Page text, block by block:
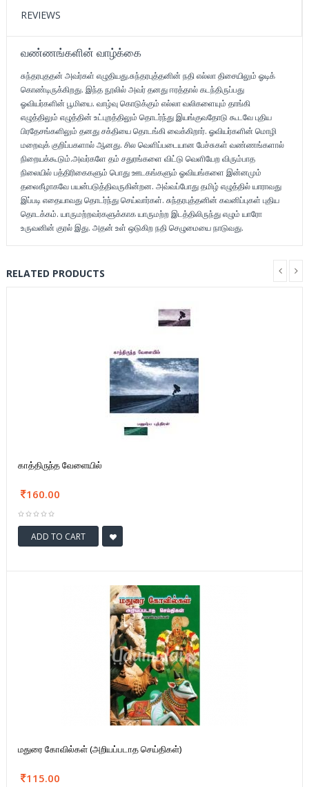
REVIEWS
வண்ணங்களின் வாழ்க்கை
சுந்தரபுததன் அவர்கள் எழுதியது.சுந்தரபுத்தனின் நதி எல்லா திசையிலும் ஓடிக்
கொண்டிருக்கிறது. இந்த நூலில் அவர் தனது ஈரத்தால் கடந்திருப்பது
ஓவியர்களின் பூமியை. வாழ்வு கொடுக்கும் எல்லா வலிகளையும் தாங்கி
எழுத்திலும் எழுத்தின் உட்புறத்திலும் தொடர்ந்து இயங்குவதோடு கூடவே புதிய
பிரதேசங்களிலும் தனது சக்தியை தொடங்கி வைக்கிறார். ஓவியர்களின் மொழி
மறைவுக் குறிப்பகளால் ஆனது. சில வெளிப்படையான பேச்சுகள் வண்ணங்களால்
நிறையக்கூடும்.அவர்களே தம் சதுரங்களை விட்டு வெளியேற விரும்பாத
நிலையில் பத்திரிகைகளும் பொது ஊடகங்களும் ஓவியங்களை இன்னமும்
தலைகீழாகவே பயன்படுத்திவருகின்றன. அவ்வப்போது தமிழ் எழுத்தில் யாராவது
இப்படி எதையாவது தொடர்ந்து செய்வார்கள். சுந்தரபுத்தனின் கவனிப்புகள் புதிய
தொடக்கம். யாருமற்றவர்களுக்காக யாருமற்ற இடத்திலிருந்து எழும் யாரோ
உருவனின் குரல் இது. அதன் உள் ஒடுகிற நதி செழுமையை நாடுவது.
RELATED PRODUCTS
காத்திருந்த வேளையில்
160.00
ADD TO CART
மதுரை கோவில்கள் (அறியப்படாத செய்திகள்)
115.00